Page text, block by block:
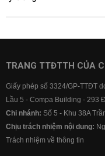
TRANG TTĐTTH CỦA
Giấy phép số 3324/GP-TTĐT
Lầu 5 - Compa Building - 293
Chi nhánh: Số 5 - Khu 38A
Chịu trách nhiệm nội dung:
Trách nhiệm về thông tin